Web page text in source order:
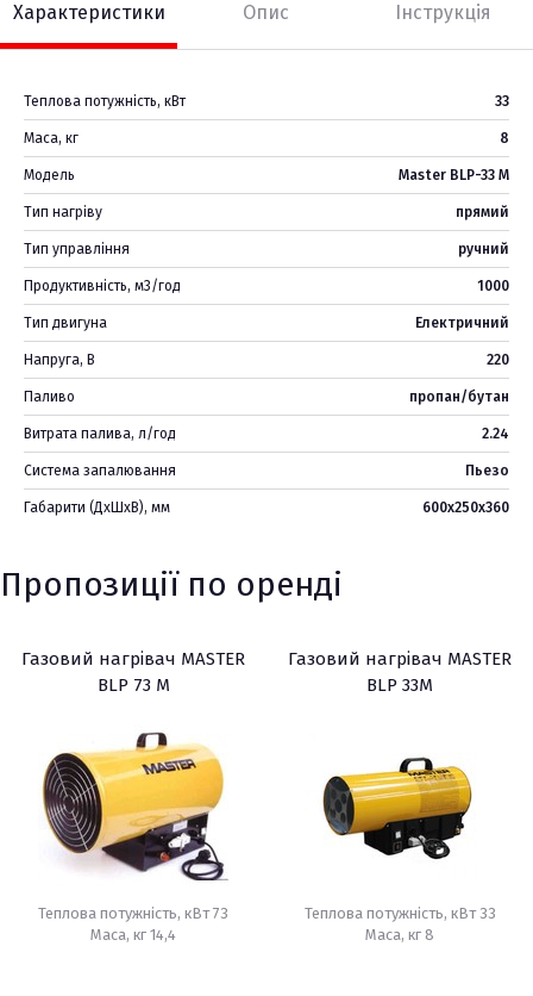
Характеристики Опис Інструкція
Теплова потужність, кВт 33
Маса, кг 8
Модель Master BLP-33 M
Тип нагріву прямий
Тип управління ручний
Продуктивність, м3/год 1000
Тип двигуна Електричний
Напруга, В 220
Паливо пропан/бутан
Витрата палива, л/год 2.24
Система запалювання Пьезо
Габарити (ДхШхВ), мм 600х250х360
Пропозиції по оренді
Газовий нагрівач MASTER
BLP 73 M
Теплова потужність, кВт 73
Маса, кг 14,4
Газовий нагрівач MASTER
BLP 33M
Теплова потужність, кВт 33
Маса, кг 8